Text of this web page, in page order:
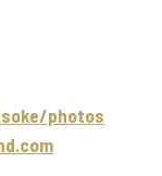
photos